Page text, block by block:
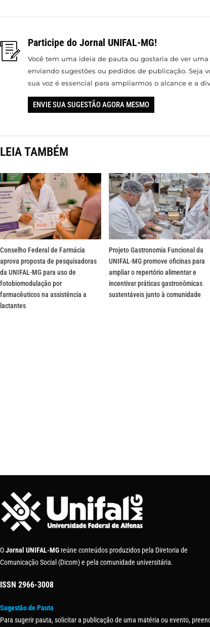
Participe do Jornal UNIFAL-MG!
Você tem uma ideia de pauta ou gostaria de ver
enviando sugestões ou pedidos de publicação. Seja
sua voz é essencial para ampliarmos o alcance e a
ENVIE SUA SUGESTÃO AGORA MESMO
LEIA TAMBÉM
Conselho Federal de Farmácia
aprova proposta de pesquisadoras
da UNIFAL-MG para uso de
fotobiomodulação por
farmacêuticos na assistência a
lactantes
Projeto Gastronomia Funcional da
UNIFAL-MG promove oficinas para
ampliar o repertório alimentar e
incentivar práticas gastronômicas
sustentáveis junto à comunidade
OJornal UNIFAL-MG reúne conteúdos produzidos pela Diretoria de
Comunicação Social (Dicom) e pela comunidade universitária.
ISSN 2966-3008
Sugestão de Pauta
Para sugerir pauta, solicitar a publicação de uma matéria ou evento,